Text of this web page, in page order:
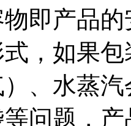
即产品
，如果
）、水蒸
问题，